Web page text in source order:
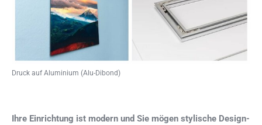
Druck auf Aluminium (Alu-Dibond)
Ihre Einrichtung ist modern und Sie mögen stylische Design-